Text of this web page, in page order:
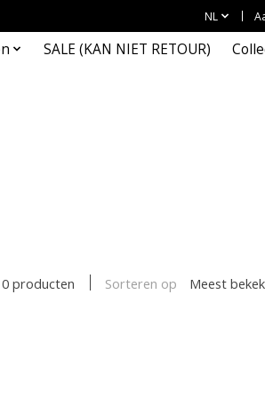
NL
SALE (KAN NIET RETOUR)
0 producten Sorteren op Meest